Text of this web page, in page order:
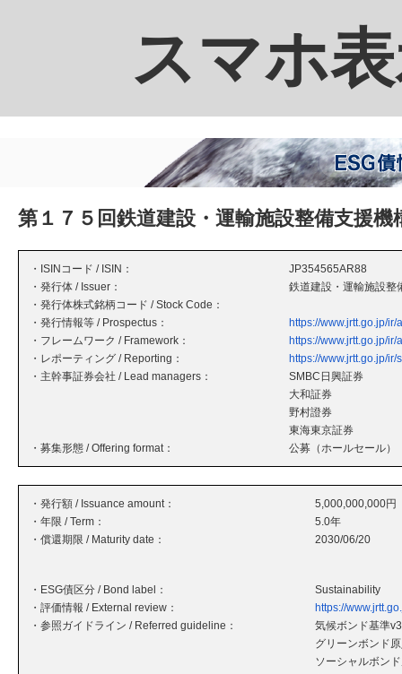
スマホ
第１７５回鉄道建設・運輸施設整備支援
・ISINコード / ISIN：
JP354565AR88
・発行体 / Issuer：
鉄道建設・運輸施設整
・発行体株式銘柄コード / Stock Code：
・発行情報等 / Prospectus：
https://www.jrtt.go.jp/
・フレームワーク / Framework：
https://www.jrtt.go.jp/
・レポーティング / Reporting：
https://www.jrtt.go.jp/
・主幹事証券会社 / Lead managers：
SMBC日興証券
大和証券
野村證券
東海東京証券
・募集形態 / Offering format：
公募（ホールセール）
・発行額 / Issuance amount：
5,000,000,000円
・年限 / Term：
5.0年
・償還期限 / Maturity date：
2030/06/20
・ESG債区分 / Bond label：
Sustainability
・評価情報 / External review：
https://
・参照ガイドライン / Referred guideline：
気候ボンド基準
グリーンボンド
ソーシャルボン